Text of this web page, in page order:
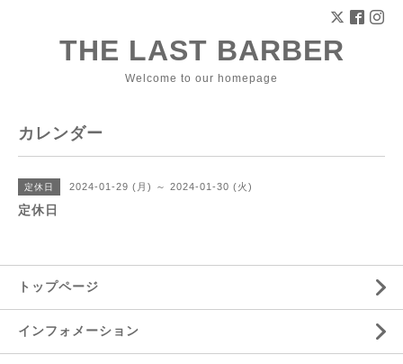
THE LAST BARBER
Welcome to our homepage
カレンダー
定休日 2024-01-29 (月) ～ 2024-01-30 (火)
定休日
トップページ
インフォメーション